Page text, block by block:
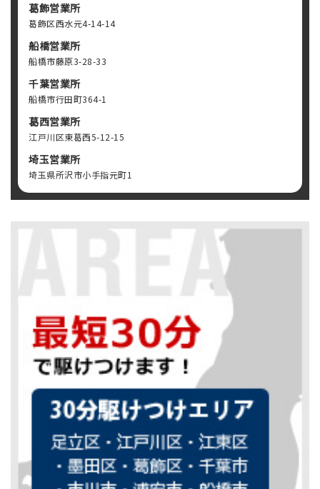
葛飾営業所
葛飾区西水元4-14-14
船橋営業所
船橋市藤原3-28-33
千葉営業所
船橋市行田町364-1
葛西営業所
江戸川区東葛西5-12-15
埼玉営業所
埼玉県所沢市小手指元町1